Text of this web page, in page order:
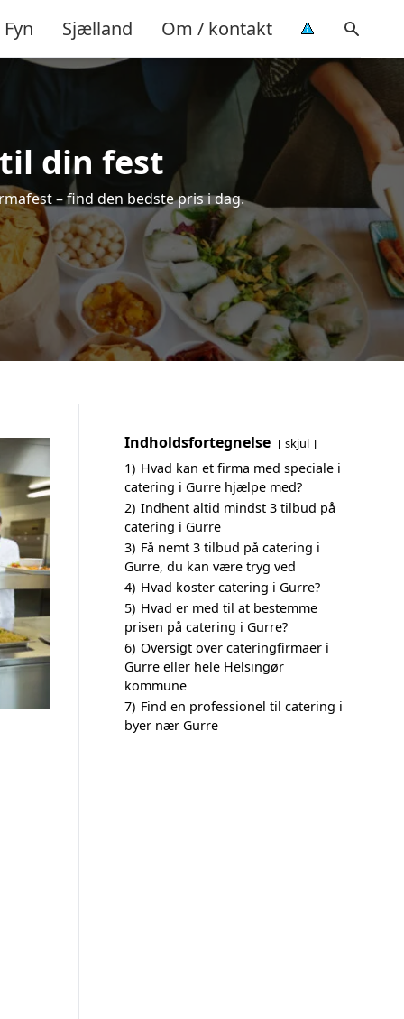
Fyn Sjælland Om / kontakt
din fest
– find den bedste pris i dag.
Indholdsfortegnelse skjul
1) Hvad kan et firma med speciale i
catering i Gurre hjælpe med?
2) Indhent altid mindst 3 tilbud på
catering i Gurre
3) Få nemt 3 tilbud på catering i
Gurre, du kan være tryg ved
4) Hvad koster catering i Gurre?
5) Hvad er med til at bestemme
prisen på catering i Gurre?
6) Oversigt over cateringfirmaer i
Gurre eller hele Helsingør
kommune
7) Find en professionel til catering i
byer nær Gurre